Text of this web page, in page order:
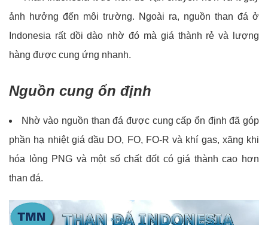
ảnh hưởng đến môi trường. Ngoài ra, nguồn than đá ở
Indonesia rất dồi dào nhờ đó mà giá thành rẻ và lượng
hàng được cung ứng nhanh.
Nguồn cung ổn định
Nhờ vào nguồn than đá được cung cấp ổn định đã góp
phần hạ nhiệt giá dầu DO, FO, FO-R và khí gas, xăng khi
hóa lỏng PNG và một số chất đốt có giá thành cao hơn
than đá.